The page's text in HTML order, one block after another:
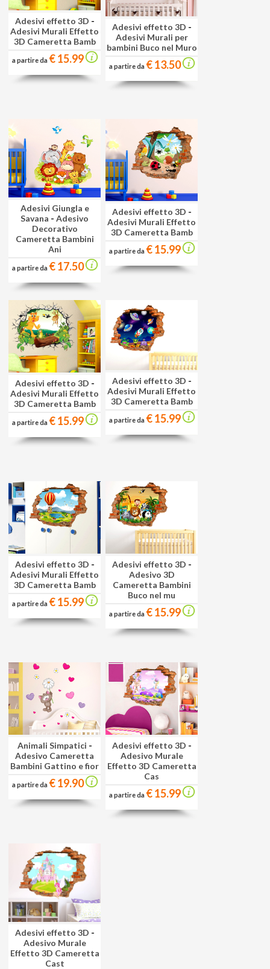
Adesivi effetto 3D -
Adesivi Murali Effetto
3D Cameretta Bamb
a partire da € 15.99
Adesivi effetto 3D -
Adesivi Murali per
bambini Buco nel Muro
a partire da € 13.50
Adesivi Giungla e
Savana - Adesivo
Decorativo
Cameretta Bambini
Ani
a partire da € 17.50
Adesivi effetto 3D -
Adesivi Murali Effetto
3D Cameretta Bamb
a partire da € 15.99
Adesivi effetto 3D -
Adesivi Murali Effetto
3D Cameretta Bamb
a partire da € 15.99
Adesivi effetto 3D -
Adesivi Murali Effetto
3D Cameretta Bamb
a partire da € 15.99
Adesivi effetto 3D -
Adesivi Murali Effetto
3D Cameretta Bamb
a partire da € 15.99
Adesivi effetto 3D -
Adesivo 3D
Cameretta Bambini
Buco nel mu
a partire da € 15.99
Animali Simpatici -
Adesivo Cameretta
Bambini Gattino e fior
a partire da € 19.90
Adesivi effetto 3D -
Adesivo Murale
Effetto 3D Cameretta
Cas
a partire da € 15.99
Adesivi effetto 3D -
Adesivo Murale
Effetto 3D Cameretta
Cast